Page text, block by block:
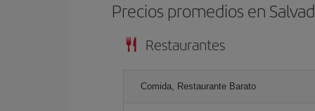
Precios promedios en
Restaurantes
Comida, Restaurante Barato